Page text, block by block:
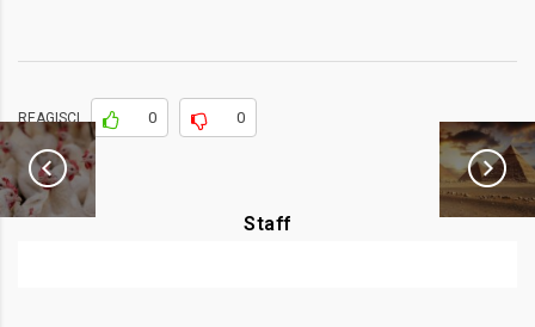
REAGISCI 0 0
Staff